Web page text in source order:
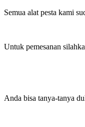
Semua alat pesta kami
Untuk pemesanan
Anda bisa tanya-tanya